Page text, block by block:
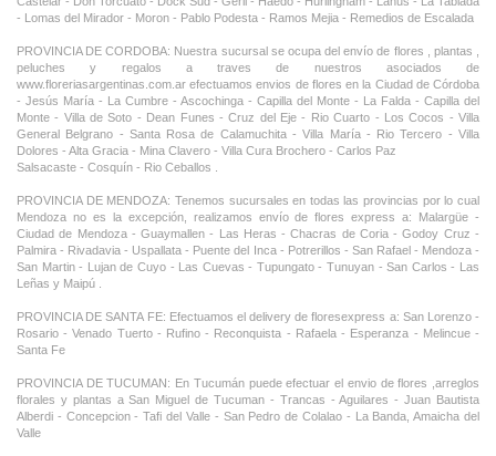
- Lomas del Mirador - Moron - Pablo Podesta - Ramos Mejia - Remedios de Escalada
PROVINCIA DE CORDOBA: Nuestra sucursal se ocupa del envío de flores , plantas ,
peluches y regalos a traves de nuestros asociados de
www.floreriasargentinas.com.ar efectuamos envios de flores en la Ciudad de Córdoba
- Jesús María - La Cumbre - Ascochinga - Capilla del Monte - La Falda - Capilla del
Monte - Villa de Soto - Dean Funes - Cruz del Eje - Rio Cuarto - Los Cocos - Villa
General Belgrano - Santa Rosa de Calamuchita - Villa María - Rio Tercero - Villa
Dolores - Alta Gracia - Mina Clavero - Villa Cura Brochero - Carlos Paz
Salsacaste - Cosquín - Rio Ceballos .
PROVINCIA DE MENDOZA: Tenemos sucursales en todas las provincias por lo cual
Mendoza no es la excepción, realizamos envío de flores express a: Malargüe -
Ciudad de Mendoza - Guaymallen - Las Heras - Chacras de Coria - Godoy Cruz -
Palmira - Rivadavia - Uspallata - Puente del Inca - Potrerillos - San Rafael - Mendoza -
San Martin - Lujan de Cuyo - Las Cuevas - Tupungato - Tunuyan - San Carlos - Las
Leñas y Maipú .
PROVINCIA DE SANTA FE: Efectuamos el delivery de floresexpress a: San Lorenzo -
Rosario - Venado Tuerto - Rufino - Reconquista - Rafaela - Esperanza - Melincue -
Santa Fe
PROVINCIA DE TUCUMAN: En Tucumán puede efectuar el envio de flores ,arreglos
florales y plantas a San Miguel de Tucuman - Trancas - Aguilares - Juan Bautista
Alberdi - Concepcion - Tafi del Valle - San Pedro de Colalao - La Banda, Amaicha del
Valle